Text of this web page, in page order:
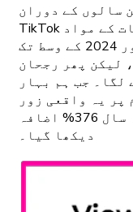
سالوں کے دوران
TikTok پر ماچا اور اس سے متعلق اصطلاحات کے مواد
پر ویوز دکھاتا ہے۔ 2023 بھر اور 2024 کے وسط تک
لیکن پھر رجحان
جب ہم بہار
پر یہ واقعی زور
پکڑ گیا، اور ویوز میں سال بہ سال 376% اضافہ
دیکھا گیا۔